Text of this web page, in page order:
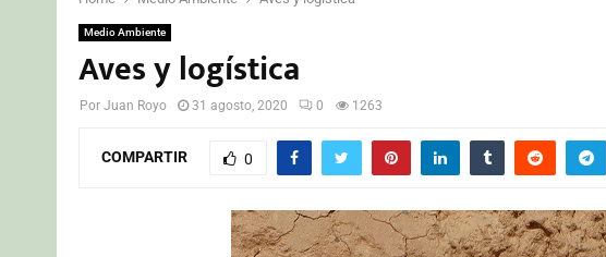
Medio Ambiente
Aves y logística
Por Juan Royo 31 agosto, 2020 0 1263
COMPARTIR 0